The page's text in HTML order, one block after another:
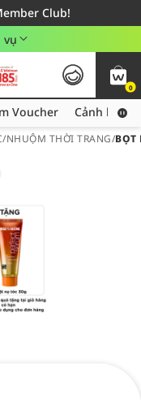
Club!
từ 249,000Đ
vực TP. Hồ Chí Minh
vụ
0
Voucher Cảnh báo
/NHUỘM THỜI TRANG/BỌT